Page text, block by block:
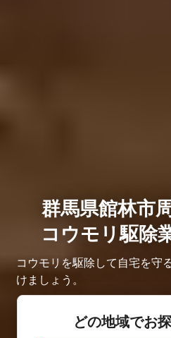
群馬県館林市
コウモリ駆除
コウモリを駆除して自宅を守
けましょう。
どの地域でお